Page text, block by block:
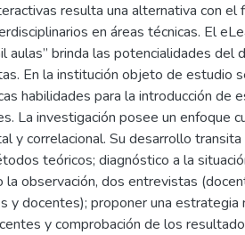
resulta una alternativa con el
en áreas técnicas. El
aulas” brinda las potencialidades del
En la institución objeto de estudio
habilidades para la introducción de
La investigación posee un enfoque
y correlacional. Su desarrollo transita
teóricos; diagnóstico a la
observación, dos entrevistas
y docentes); proponer una estrategia
y comprobación de los